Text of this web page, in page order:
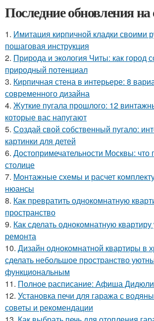
Последние обновления на
1. Имитация кирпичной кладки своими
пошаговая инструкция
2. Природа и экология Читы: как город
природный потенциал
3. Кирпичная стена в интерьере: 8
современного дизайна
4. Жуткие пугала прошлого: 12
которые вас напугают
5. Создай свой собственный пугало:
картинки для детей
6. Достопримечательности Москвы: что
столице
7. Монтажные схемы и расчет
нюансы
8. Как превратить однокомнатную
пространство
9. Как сделать однокомнатную
ремонта
10. Дизайн однокомнатной квартиры в
сделать небольшое пространство
функциональным
11. Полное расписание: Афиша Дидюли
12. Установка печи для гаража с
советы и рекомендации